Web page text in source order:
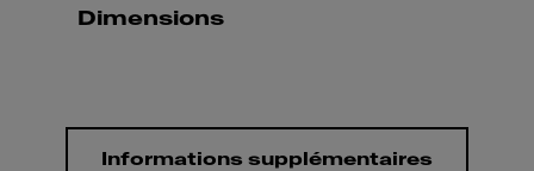
Dimensions
Informations supplémentaires